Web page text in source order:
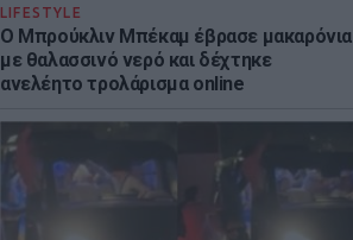
LIFESTYLE
Ο Μπρούκλιν Μπέκαμ έβρασε μακαρόνια
με θαλασσινό νερό και δέχτηκε
ανελέητο τρολάρισμα online